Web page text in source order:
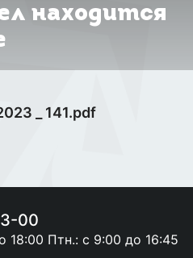
находится
_ 141.pdf
00
18:00 Птн.: с 9:00 до 16:45